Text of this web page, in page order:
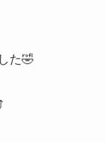
た🤣